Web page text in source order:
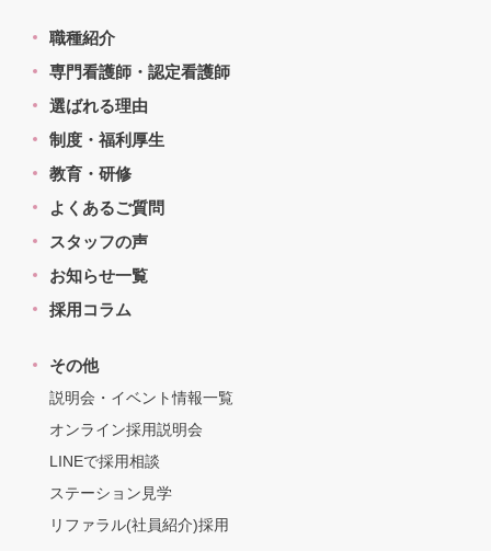
職種紹介
専門看護師・認定看護師
選ばれる理由
制度・福利厚生
教育・研修
よくあるご質問
スタッフの声
お知らせ一覧
採用コラム
その他
説明会・イベント情報一覧
オンライン採用説明会
LINEで採用相談
ステーション見学
リファラル(社員紹介)採用